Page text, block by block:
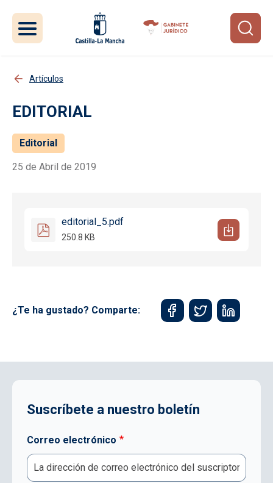
Artículos
EDITORIAL
Editorial
25 de Abril de 2019
editorial_5.pdf
250.8 KB
¿Te ha gustado? Comparte:
Suscríbete a nuestro boletín
Correo electrónico